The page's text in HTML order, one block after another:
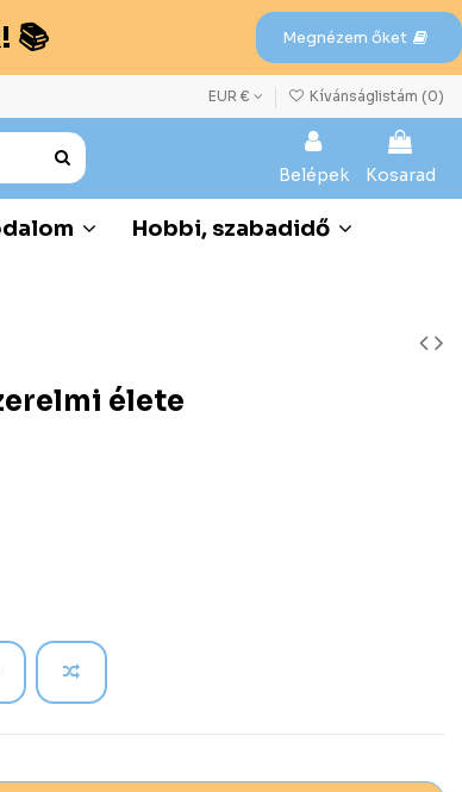
📚 Megnézem őket
EUR € Kívánságlistám (0)
Belépek Kosarad
Hobbi, szabadidő
élete